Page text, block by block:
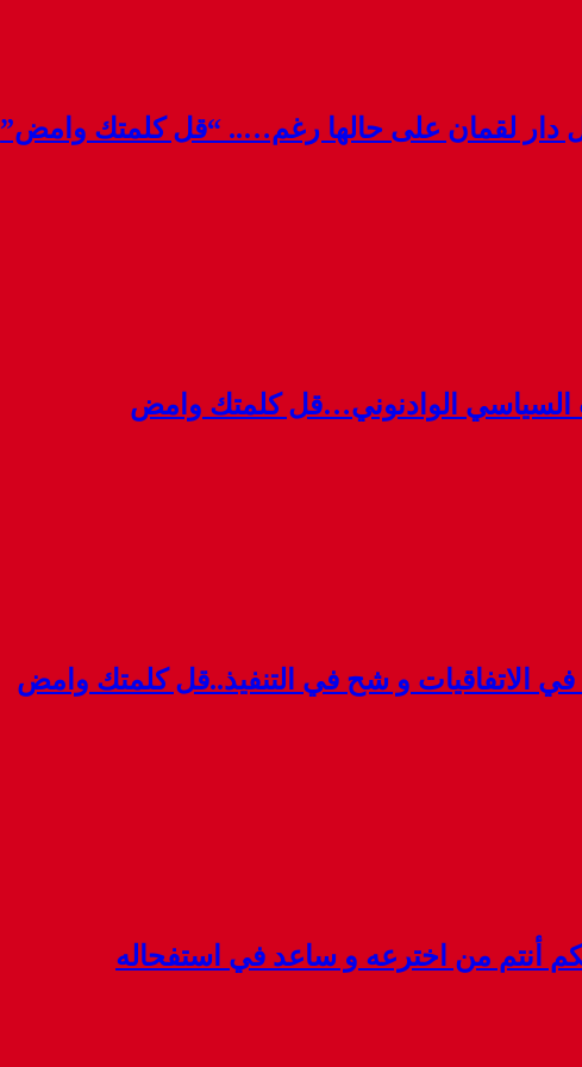
دار لقمان على حالها رغم….. “قل كلمتك وامض”
السياسي الوادنوني…قل كلمتك وامض
الاتفاقيات و شح في التنفيذ..قل كلمتك وامض
أنتم من اخترعه و ساعد في استفحاله